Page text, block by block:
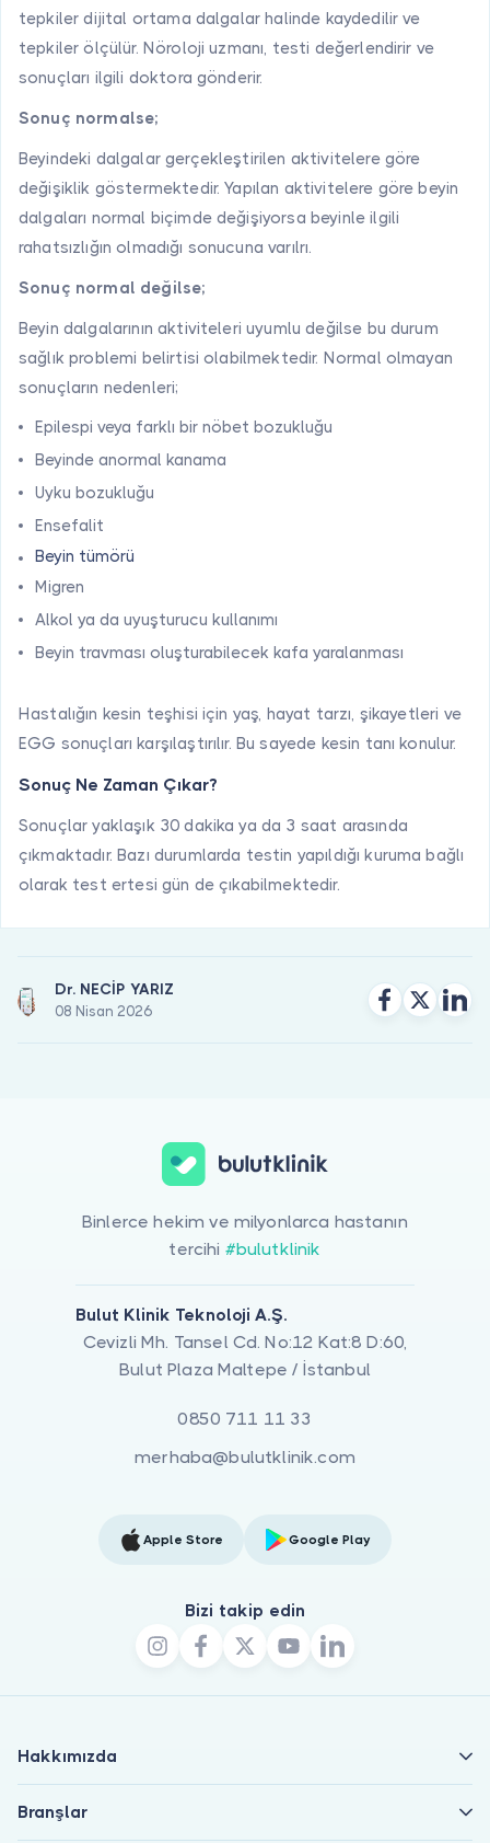
tepkiler dijital ortama dalgalar halinde kaydedilir ve
tepkiler ölçülür. Nöroloji uzmanı, testi değerlendirir ve
sonuçları ilgili doktora gönderir.
Sonuç normalse;
Beyindeki dalgalar gerçekleştirilen aktivitelere göre
değişiklik göstermektedir. Yapılan aktivitelere göre beyin
dalgaları normal biçimde değişiyorsa beyinle ilgili
rahatsızlığın olmadığı sonucuna varılrı.
Sonuç normal değilse;
Beyin dalgalarının aktiviteleri uyumlu değilse bu durum
sağlık problemi belirtisi olabilmektedir. Normal olmayan
sonuçların nedenleri;
Epilespi veya farklı bir nöbet bozukluğu
Beyinde anormal kanama
Uyku bozukluğu
Ensefalit
Beyin tümörü
Migren
Alkol ya da uyuşturucu kullanımı
Beyin travması oluşturabilecek kafa yaralanması
Hastalığın kesin teşhisi için yaş, hayat tarzı, şikayetleri ve
EGG sonuçları karşılaştırılır. Bu sayede kesin tanı konulur.
Sonuç Ne Zaman Çıkar?
Sonuçlar yaklaşık 30 dakika ya da 3 saat arasında
çıkmaktadır. Bazı durumlarda testin yapıldığı kuruma bağlı
olarak test ertesi gün de çıkabilmektedir.
Dr. NECİP YARIZ
08 Nisan 2026
Binlerce hekim ve milyonlarca hastanın
tercihi #bulutklinik
Bulut Klinik Teknoloji A.Ş.
Cevizli Mh. Tansel Cd. No:12 Kat:8 D:60,
Bulut Plaza Maltepe / İstanbul
0850 711 11 33
merhaba@bulutklinik.com
Apple Store Google Play
Bizi takip edin
Hakkımızda
Branşlar